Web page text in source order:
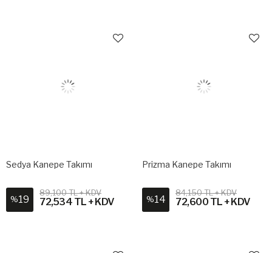
Sedya Kanepe Takımı
%19
89,100 TL + KDV
72,534 TL + KDV
Prizma Kanepe Takımı
%14
84,150 TL + KDV
72,600 TL + KDV